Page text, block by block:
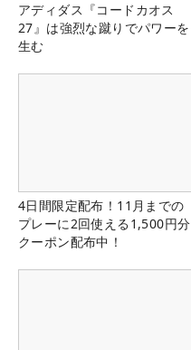
アディダス『コードカオス
27』は強烈な蹴りでパワーを
生む
4日間限定配布！11月までの
プレーに2回使える1,500円分
クーポン配布中！